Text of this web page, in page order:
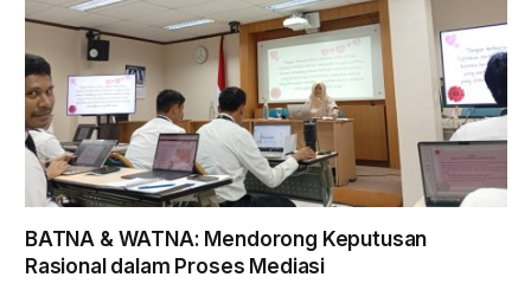
BATNA & WATNA: Mendorong Keputusan
Rasional dalam Proses Mediasi